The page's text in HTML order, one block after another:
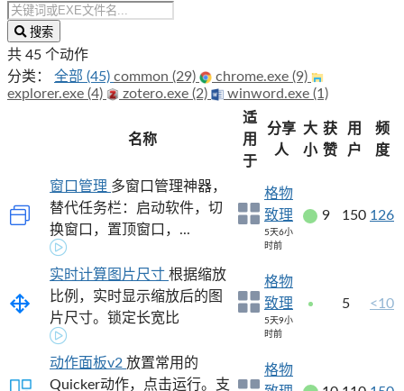
搜索
共 45 个动作
分类：
全部 (45) common (29)
chrome.exe (9)
explorer.exe (4)
zotero.exe (2) winword.exe (1)
名称
适
用
于
分享
人
大
小
获
赞
用
户
频
度
窗口管理 多窗口管理神器，
替代任务栏：启动软件，切
换窗口，置顶窗口，...
格物
致理
5天6小
时前
9 150 126
实时计算图片尺寸 根据缩放
比例，实时显示缩放后的图
片尺寸。锁定长宽比
格物
致理
5天9小
时前
5 <10
动作面板v2 放置常用的
Quicker动作，点击运行。支
格物